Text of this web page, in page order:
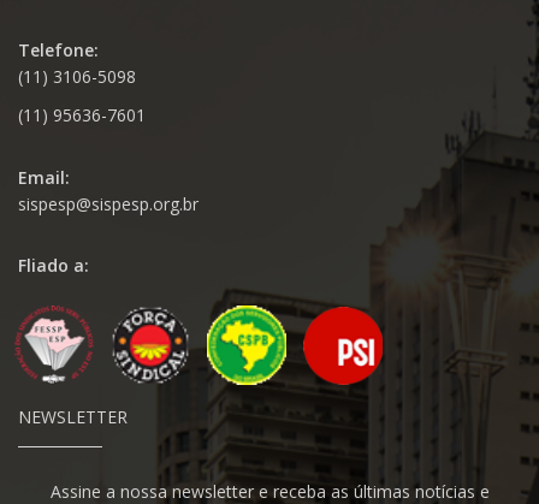
Telefone:
(11) 3106-5098
(11) 95636-7601
Email:
sispesp@sispesp.org.br
Fliado a:
NEWSLETTER
Assine a nossa newsletter e receba as últimas notícias e